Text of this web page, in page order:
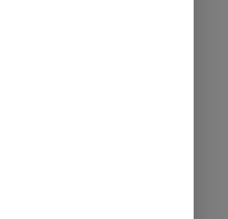
agar selalu
masker, jaga jarak
kebersihan lingkungan